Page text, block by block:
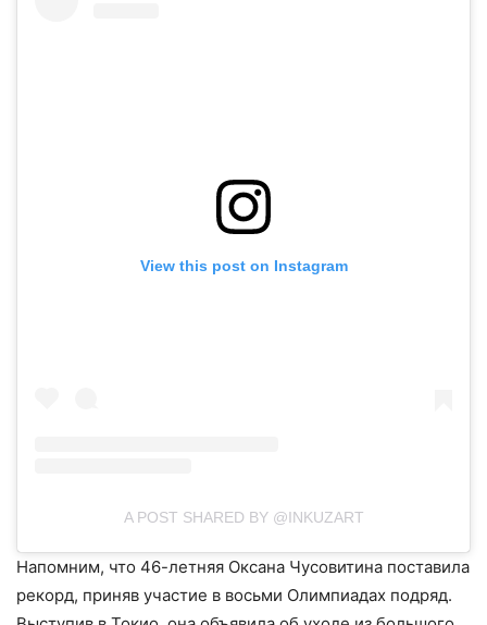
View this post on Instagram
A POST SHARED BY @INKUZART
Напомним, что 46-летняя Оксана Чусовитина поставила
рекорд, приняв участие в восьми Олимпиадах подряд.